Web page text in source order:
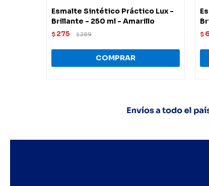
Esmalte Sintético Práctico Lux -
Brillante - 250 ml - Amarillo
$ 275 $289 $